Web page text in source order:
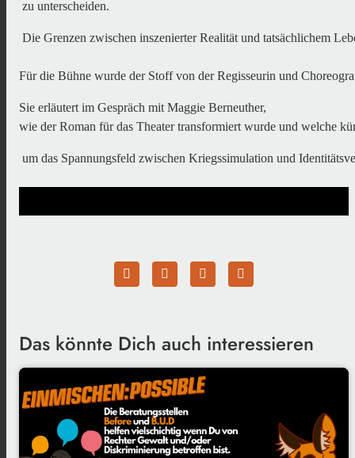
zu unterscheiden.
Die Grenzen zwischen inszenierter Realität und tatsächlichem
Für die Bühne wurde der Stoff von der Regisseurin und
Sie erläutert im Gespräch mit Maggie Berneuther,
wie der Roman für das Theater transformiert wurde und welche
Das könnte Dich auch interessieren